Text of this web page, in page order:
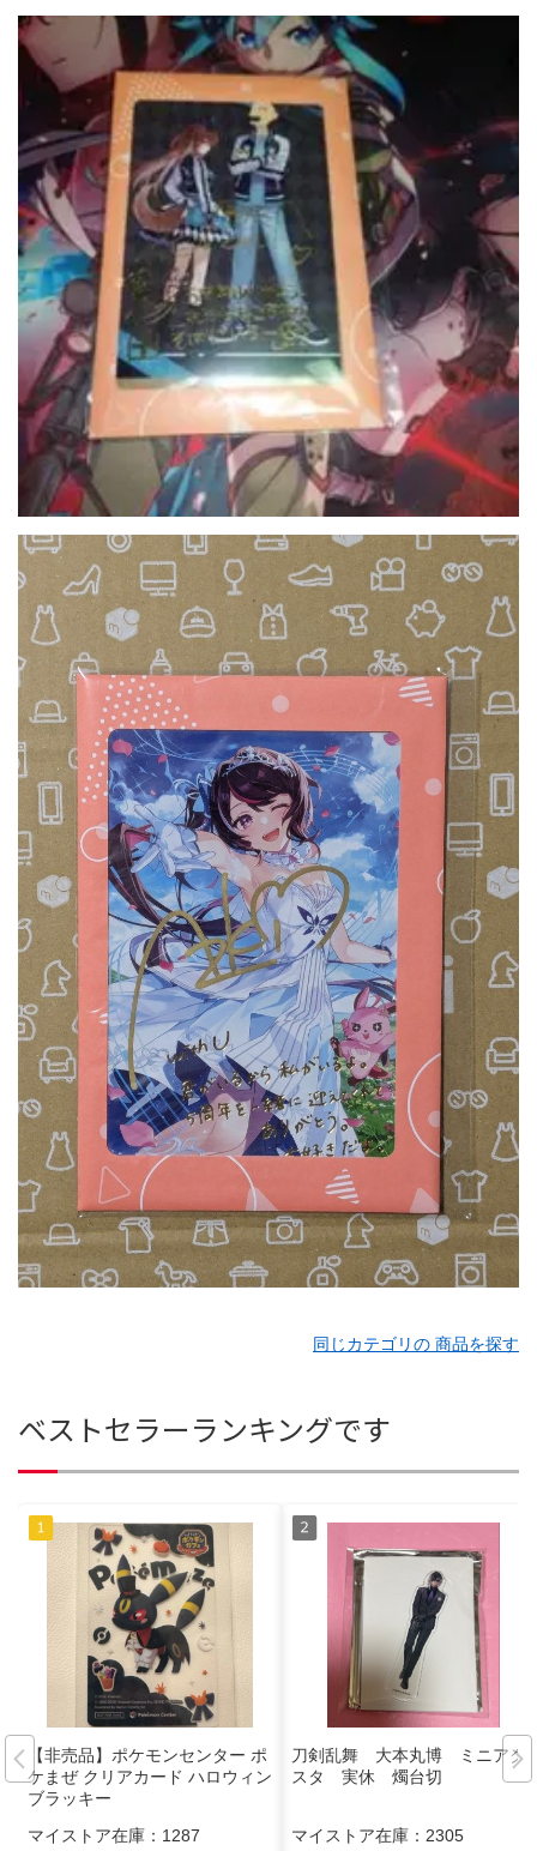
同じカテゴリの 商品を探す
ベストセラーランキングです
【非売品】ポケモンセンター ポ
ケまぜ クリアカード ハロウィン
ブラッキー
マイストア在庫： 1287
刀剣乱舞 大本丸博 ミニアク
スタ 実休 燭台切
マイストア在庫： 2305